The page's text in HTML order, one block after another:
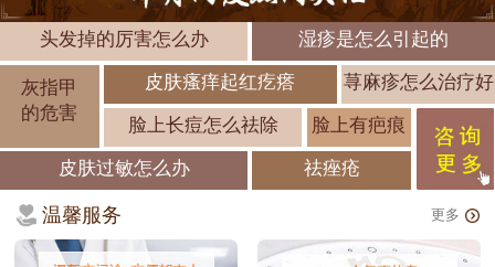
头发掉的厉害怎么办 湿疹是怎么引起的
灰指甲
的危害
皮肤瘙痒起红疙瘩 荨麻疹怎么治疗好
脸上长痘怎么祛除 脸上有疤痕
皮肤过敏怎么办 祛痤疮
温馨服务 更多